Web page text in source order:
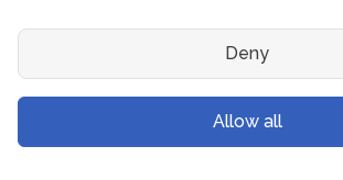
गिगाग्राम को Slug में बदलें
गिगाग्राम को Kilopound (kip) में बदलें
गिगाग्राम को टन (Long टन) में बदलें
गिगाग्राम को US टन (Short टन) में बदलें
Deny
Allow all